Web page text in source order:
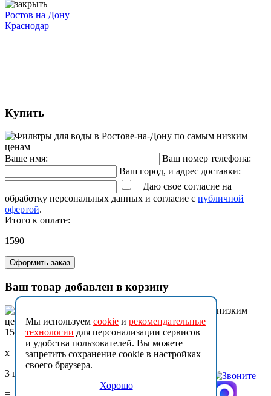
Ростов на Дону
Краснодар
Купить
Ваше имя:
Ваш номер телефона:
Ваш город, и адрес доставки:
Даю свое согласие на
обработку персональных данных и согласие с публичной
офертой.
Итого к оплате:
1590
Оформить заказ
Ваш товар добавлен в корзину
1590
x
3 шт.
=
Мы используем cookie и рекомендательные
технологии для персонализации сервисов
и удобства пользователей. Вы можете
запретить сохранение cookie в настройках
своего браузера.
Хорошо